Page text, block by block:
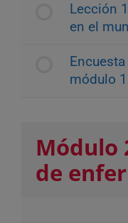
Lección
en el
módulo 1
Módulo
de